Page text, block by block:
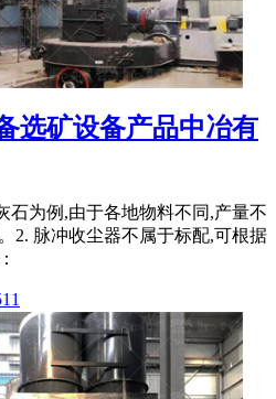
选矿设备产品中冶有
石为例,由于各地物料不同,产量不
2. 脉冲收尘器不属于标配,可根据